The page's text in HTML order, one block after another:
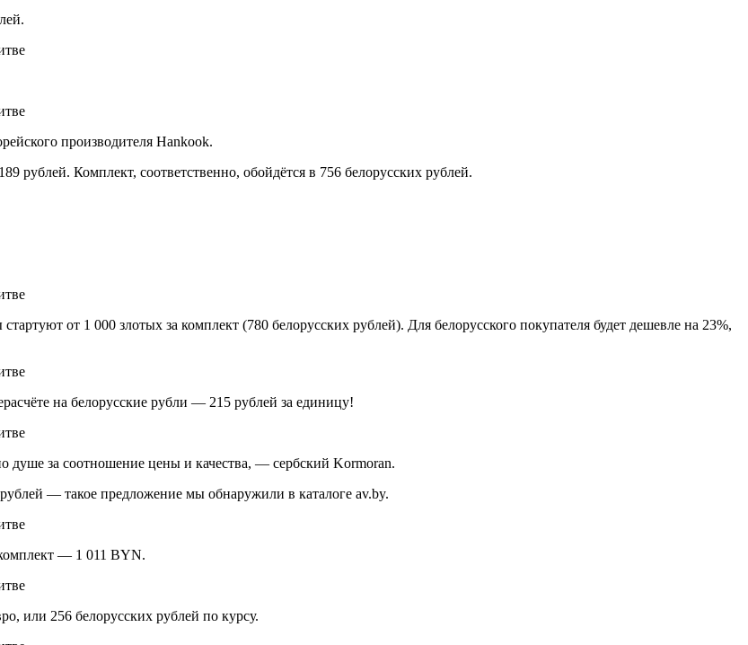
производителя Hankook.
рублей. Комплект, соответственно, обойдётся в 756 белорусских рублей.
от 1 000 злотых за комплект (780 белорусских рублей). Для белорусского покупателя будет дешевле на 23%,
на белорусские рубли — 215 рублей за единицу!
за соотношение цены и качества, — сербский Kormoran.
— такое предложение мы обнаружили в каталоге av.by.
— 1 011 BYN.
или 256 белорусских рублей по курсу.